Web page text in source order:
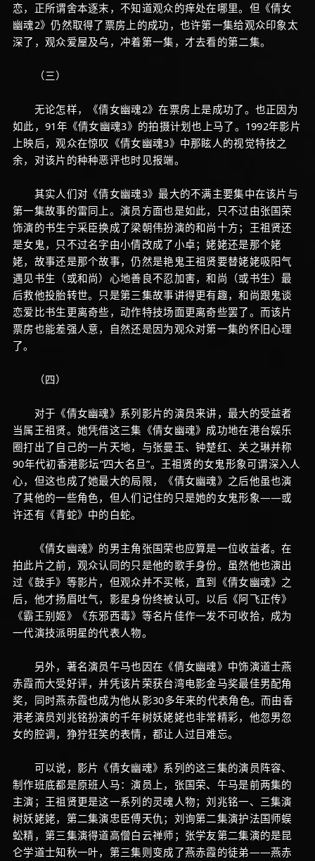
恋，正所谓舍本逐末，不知道观众的痒处在哪里。但《倩女
幽魂2》仍然取得了票房上的成功，也许第一集给观众印象太
深了，观众爱屋及乌，冲着第一集，才去看的第二集。
（三）
无论怎样，《倩女幽魂2》在票房上是成功了。也正因为
如此，91年《倩女幽魂3》的拍摄计划也上马了。1992年影片
上映后，观众在惊叹《倩女幽魂3》中那眩人的视觉特技之
余，对该片的种种恶评也时见报端。
其实人们对《倩女幽魂3》最大的不满主要集中在该片与
第一集故事的雷同上。演员方面也是如此，只不过由张国荣
饰演的书生宁采臣换成了梁朝伟扮演的和尚十方；王祖贤还
是女鬼，只不过名字由小倩改成了小卓；姥姥还是那个姥
姥，故事还是那个故事，仍然是艳鬼王祖贤要替姥姥吸阳气
遇见书生（或和尚）心地善良不忍加害，和尚（或书生）最
后救他投胎转世。只是第三集故事讲得更有趣，和尚跟鬼谈
恋爱比书生更离奇些，动作特技场面更离奇些罢了。而该片
票房也能差强人意，自然还是因为观众对第一集的怀旧心理
了。
（四）
对于《倩女幽魂》系列影片的演员来讲，最大的受益者
当属王祖贤。她凭借这三集《倩女幽魂》成功地在港台娱乐
圈打出了自己的一片天地，与张曼玉、钟楚红、关之琳并称
90年代初香港影坛“四大名旦”。王祖贤的女鬼形象可谓深入人
心，但这也成了她最大的局限，《倩女幽魂》之后他虽也演
了其他的一些角色，但人们记住的只是她的女鬼形象——或
许还有《青蛇》中的白蛇。
《倩女幽魂》的男主角张国荣也应算是一位收益者。在
拍此片之前，观众认同的只是他的歌手身份。虽然他也演出
过《鼓手》等影片，但观众并不买帐，直到《倩女幽魂》之
后，他才扬眉吐气，影星身份终被认可。以后《阿飞正传》
《霸王别姬》《东邪西毒》等名片佳作一发不可收拾，成为
一代演技派明星的代表人物。
另外，著名演员午马也因在《倩女幽魂》中饰演道士燕
赤霞而大受好评，并凭该片荣获台湾电影金马奖最佳男配角
奖，同时燕赤霞也成为他从影30多年来的代表角色。而由香
港老演员刘兆铭扮演的千年树妖姥姥也非常精彩，他忽男忽
女的腔调，狰狞狂笑的表情，都让人过目难忘。
可以说，影片《倩女幽魂》系列的这三集的演员阵容、
制作班底都是原班人马：演员上，张国荣、午马是前两集的
主演；王祖贤更是这一系列的灵魂人物；刘兆铭一、三集演
树妖姥姥，第二集演忠臣傅天仇；刘询第二集演护法国师蜈
蚣精，第三集演得道高僧白云禅师；张学友第二集演的是昆
仑学道士知秋一叶，第三集则变成了燕赤霞的徒弟——燕赤